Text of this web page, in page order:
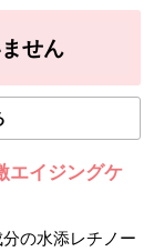
せん
エイジングケ
の水添レチノー